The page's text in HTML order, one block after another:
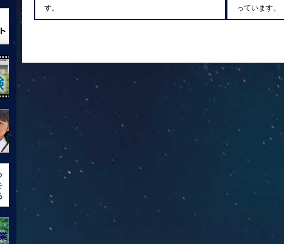
す。
っています。